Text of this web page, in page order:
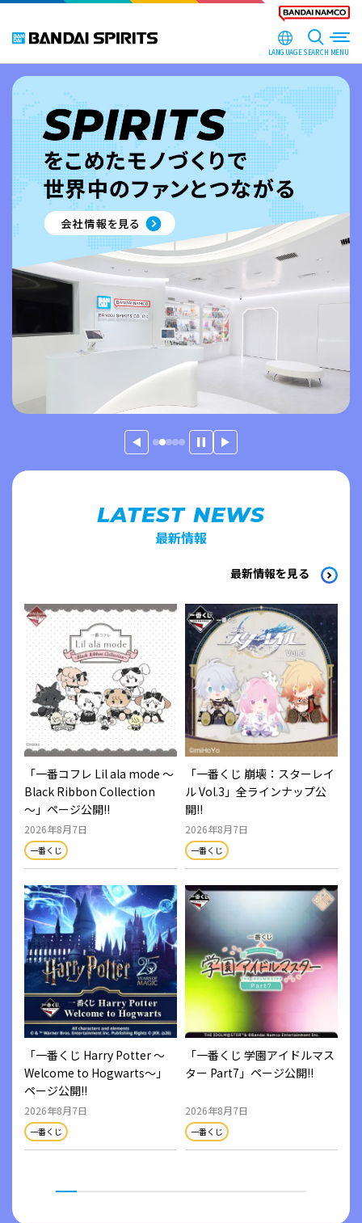
LANGUAGESEARCH
LATEST NEWS
最新情報
最新情報を見る
2026年8月7日
一番くじ
「一番コフレ Lil ala mode ～
Black Ribbon Collection
～」ページ公開!!
2026年8月7日
一番くじ
「一番くじ 崩壊：スターレイ
ル Vol.3」全ラインナップ公
開!!
2026年8月7日
一番くじ
「一番くじ Harry Potter ～
Welcome to Hogwarts～」
ページ公開!!
2026年8月7日
一番くじ
「一番くじ 学園アイドルマス
ター Part7」ページ公開!!